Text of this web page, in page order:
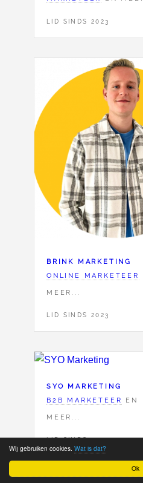
Ok
Wij gebruiken cookies. Wat is dat?
LID SINDS 2023
BRINK MARKETING
ONLINE MARKETEER
MEER...
LID SINDS 2023
SYO MARKETING
B2B MARKETEER
EN
MEER...
LID SINDS 2023